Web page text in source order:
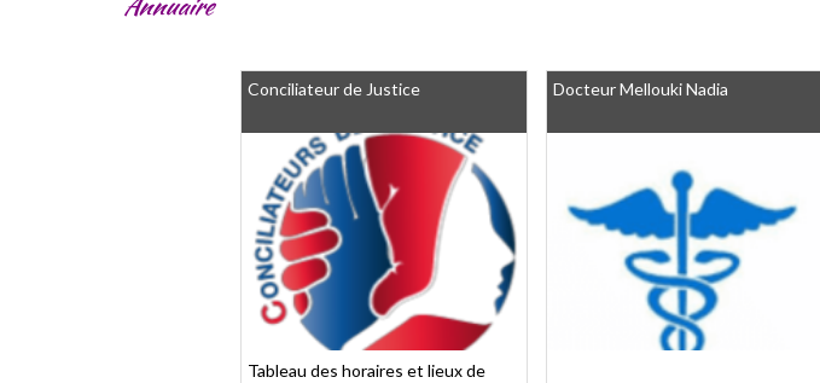
Conciliateur de Justice
Tableau des horaires et lieux de
Docteur Mellouki Nadia